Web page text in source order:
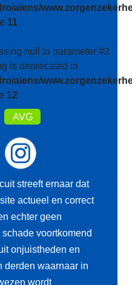
aiens/
11
null to parameter #2
is deprecated in
aiens/
12
AVG
streeft ernaar dat
actueel en correct
echter geen
voortkomend
onjuistheden en
derden waarnaar in
wordt